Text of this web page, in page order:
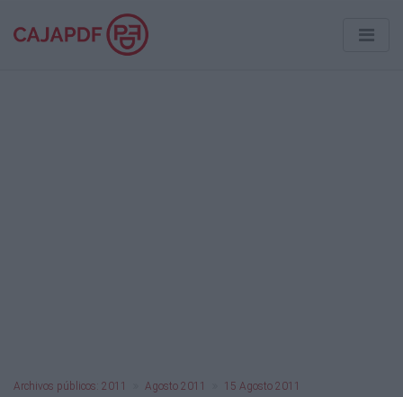
Archivos públicos: 2011 Agosto 2011 15 Agosto 2011